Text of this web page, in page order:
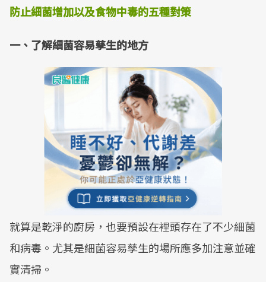
防止細菌增加以及食物中毒的五種對策
一、了解細菌容易孳生的地方
就算是乾淨的廚房，也要預設在裡頭存在了不少細菌
和病毒。尤其是細菌容易孳生的場所應多加注意並確
實清掃。